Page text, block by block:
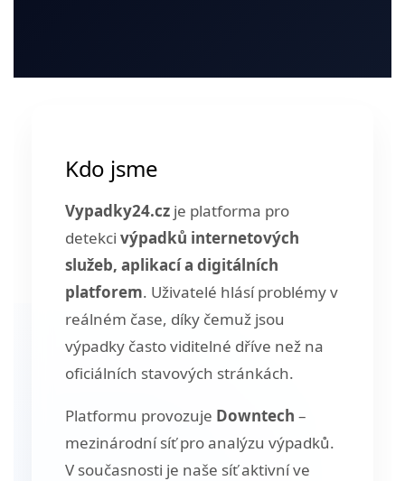
Kdo jsme
Vypadky24.cz je platforma pro
detekci výpadků internetových
služeb, aplikací a digitálních
platforem. Uživatelé hlásí problémy v
reálném čase, díky čemuž jsou
výpadky často viditelné dříve než na
oficiálních stavových stránkách.
Platformu provozuje Downtech –
mezinárodní síť pro analýzu výpadků.
V současnosti je naše síť aktivní ve